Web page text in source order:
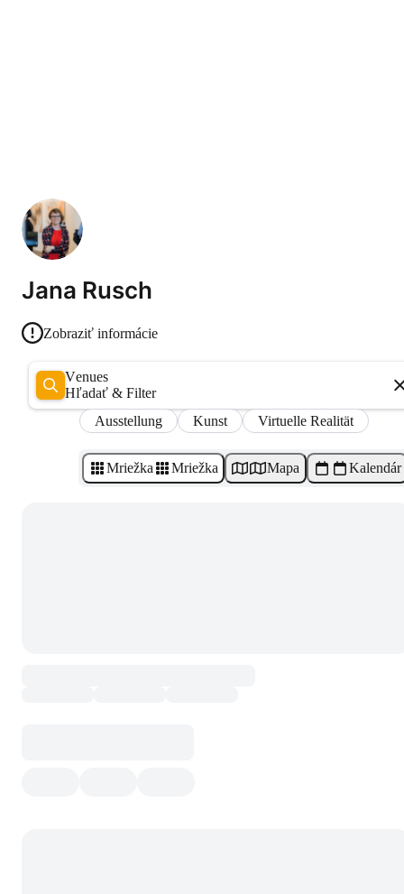
Jana Rusch
Zobraziť informácie
Venues
Hľadať & Filter
Ausstellung
Kunst Virtuelle Realität
Mriežka Mriežka Mapa Kalendár